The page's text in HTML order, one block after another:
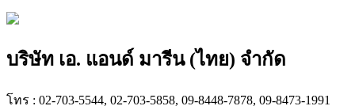
บริษัท เอ. แอนด์ มารีน (ไทย) จำกัด
โทร : 02-703-5544, 02-703-5858, 09-8448-7878, 09-8473-1991